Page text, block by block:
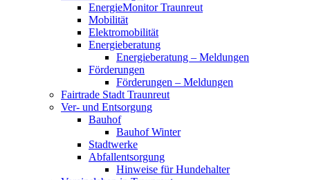
EnergieMonitor Traunreut
Mobilität
Elektromobilität
Energieberatung
Energieberatung – Meldungen
Förderungen
Förderungen – Meldungen
Fairtrade Stadt Traunreut
Ver- und Entsorgung
Bauhof
Bauhof Winter
Stadtwerke
Abfallentsorgung
Hinweise für Hundehalter